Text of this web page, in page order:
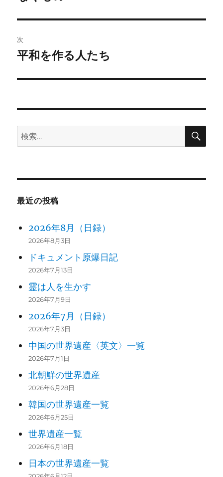
ビ
ゲ
ー
シ
ン
稿:
次
次
投
平和を作る人たち
検
索:
検
最近の投稿
2026年8月（日録）
2026年8月3日
ドキュメント原爆日記
2026年7月13日
霊は人を生かす
2026年7月9日
2026年7月（日録）
2026年7月3日
中国の世界遺産〈英文〉一覧
2026年7月1日
北朝鮮の世界遺産
2026年6月28日
韓国の世界遺産一覧
2026年6月25日
世界遺産一覧
2026年6月18日
日本の世界遺産一覧